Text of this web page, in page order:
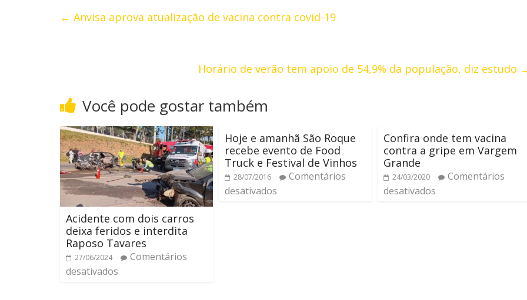
← Anvisa aprova atualização de vacina contra covid-19
Horário de verão tem apoio de 54,9% da população, diz estudo
Você pode gostar também
Acidente com dois carros
deixa feridos e interdita
Raposo Tavares
27/06/2024
Comentários
desativados
Hoje e amanhã São Roque
recebe evento de Food
Truck e Festival de Vinhos
28/07/2016
Comentários
desativados
Confira onde tem vacina
contra a gripe em Vargem
Grande
24/03/2020
Comentários
desativados